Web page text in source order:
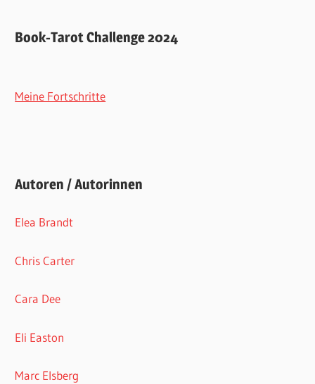
Book-Tarot Challenge 2024
Meine Fortschritte
Autoren / Autorinnen
Elea Brandt
Chris Carter
Cara Dee
Eli Easton
Marc Elsberg